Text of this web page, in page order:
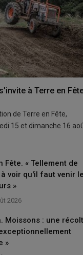
à Terre en
de Terre en Fête,
15 et dimanche 16
Fête. « Tellement de
voir qu'il faut venir
»
2026
Moissons : une
»